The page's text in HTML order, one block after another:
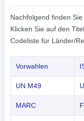
Nachfolgend finden
Klicken Sie auf den
Codeliste für Länder/
Vorwahlen
UN M49
MARC